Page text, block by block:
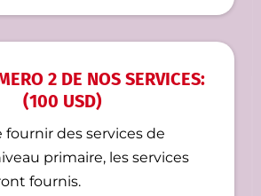
2 DE NOS SERVICES:
(100 USD)
fournir des services de
primaire, les services
fournis.